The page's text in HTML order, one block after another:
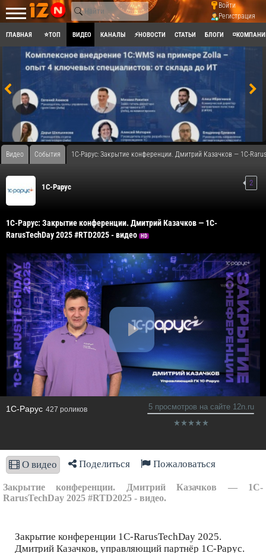
Войти
Регистрация
ГЛАВНАЯ ⭐ТОП ВИДЕО КАНАЛЫ ⚡НОВОСТИ СТАТЬИ БЛОГИ
Видео События 1С-Рарус: Закрытие конференции. Дмитрий Казачков — 1C-
1C-Рарус 2
1С-Рарус: Закрытие конференции. Дмитрий Казачков — 1C-
RarusTechDay 2025 #RTD2025 - видео
HD
1C-Рарус 427 роликов 5 просмотров на сайте 12n.ru
О видео Поделиться Пожаловаться
Закрытие конференции. Дмитрий Казачков — 1C-
RarusTechDay 2025 #RTD2025 - видео.
Закрытие конференции 1C-RarusTechDay 2025.
Дмитрий Казачков, управляющий партнёр 1С-Рарус.